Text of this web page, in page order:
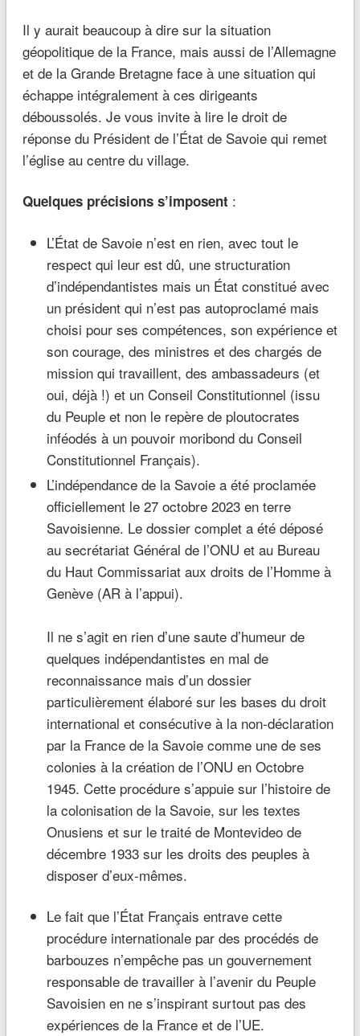
Il y aurait beaucoup à dire sur la situation
géopolitique de la France, mais aussi de l’Allemagne
et de la Grande Bretagne face à une situation qui
échappe intégralement à ces dirigeants
déboussolés. Je vous invite à lire le droit de
réponse du Président de l’État de Savoie qui remet
l’église au centre du village.
Quelques précisions s’imposent :
L’État de Savoie n’est en rien, avec tout le
respect qui leur est dû, une structuration
d’indépendantistes mais un État constitué avec
un président qui n’est pas autoproclamé mais
choisi pour ses compétences, son expérience et
son courage, des ministres et des chargés de
mission qui travaillent, des ambassadeurs (et
oui, déjà !) et un Conseil Constitutionnel (issu
du Peuple et non le repère de ploutocrates
inféodés à un pouvoir moribond du Conseil
Constitutionnel Français).
L’indépendance de la Savoie a été proclamée
officiellement le 27 octobre 2023 en terre
Savoisienne. Le dossier complet a été déposé
au secrétariat Général de l’ONU et au Bureau
du Haut Commissariat aux droits de l’Homme à
Genève (AR à l’appui).
Il ne s’agit en rien d’une saute d’humeur de
quelques indépendantistes en mal de
reconnaissance mais d’un dossier
particulièrement élaboré sur les bases du droit
international et consécutive à la non-déclaration
par la France de la Savoie comme une de ses
colonies à la création de l’ONU en Octobre
1945. Cette procédure s’appuie sur l’histoire de
la colonisation de la Savoie, sur les textes
Onusiens et sur le traité de Montevideo de
décembre 1933 sur les droits des peuples à
disposer d’eux-mêmes.
Le fait que l’État Français entrave cette
procédure internationale par des procédés de
barbouzes n’empêche pas un gouvernement
responsable de travailler à l’avenir du Peuple
Savoisien en ne s’inspirant surtout pas des
expériences de la France et de l’UE.